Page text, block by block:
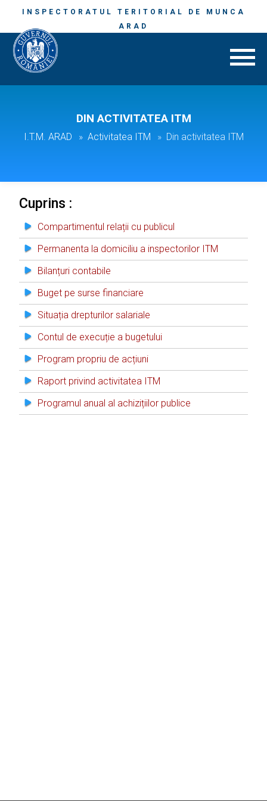
INSPECTORATUL TERITORIAL DE MUNCA
ARAD
DIN ACTIVITATEA ITM
I.T.M. ARAD Activitatea ITM Din activitatea ITM
Cuprins :
Compartimentul relații cu publicul
Permanenta la domiciliu a inspectorilor ITM
Bilanțuri contabile
Buget pe surse financiare
Situația drepturilor salariale
Contul de execuție a bugetului
Program propriu de acțiuni
Raport privind activitatea ITM
Programul anual al achizițiilor publice